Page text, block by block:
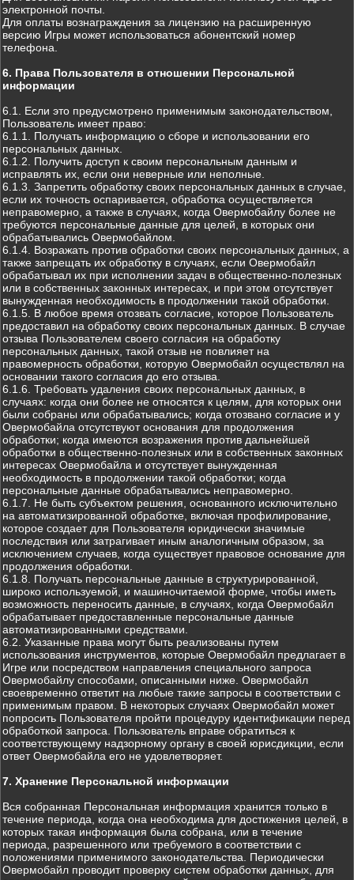
электронной почты.
Для оплаты вознаграждения за лицензию на расширенную
версию Игры может использоваться абонентский номер
телефона.
6. Права Пользователя в отношении Персональной
информации
6.1. Если это предусмотрено применимым законодательством,
Пользователь имеет право:
6.1.1. Получать информацию о сборе и использовании его
персональных данных.
6.1.2. Получить доступ к своим персональным данным и
исправлять их, если они неверные или неполные.
6.1.3. Запретить обработку своих персональных данных в случае,
если их точность оспаривается, обработка осуществляется
неправомерно, а также в случаях, когда Овермобайлу более не
требуются персональные данные для целей, в которых они
обрабатывались Овермобайлом.
6.1.4. Возражать против обработки своих персональных данных, а
также запрещать их обработку в случаях, если Овермобайл
обрабатывал их при исполнении задач в общественно-полезных
или в собственных законных интересах, и при этом отсутствует
вынужденная необходимость в продолжении такой обработки.
6.1.5. В любое время отозвать согласие, которое Пользователь
предоставил на обработку своих персональных данных. В случае
отзыва Пользователем своего согласия на обработку
персональных данных, такой отзыв не повлияет на
правомерность обработки, которую Овермобайл осуществлял на
основании такого согласия до его отзыва.
6.1.6. Требовать удаления своих персональных данных, в
случаях: когда они более не относятся к целям, для которых они
были собраны или обрабатывались; когда отозвано согласие и у
Овермобайла отсутствуют основания для продолжения
обработки; когда имеются возражения против дальнейшей
обработки в общественно-полезных или в собственных законных
интересах Овермобайла и отсутствует вынужденная
необходимость в продолжении такой обработки; когда
персональные данные обрабатывались неправомерно.
6.1.7. Не быть субъектом решения, основанного исключительно
на автоматизированной обработке, включая профилирование,
которое создает для Пользователя юридически значимые
последствия или затрагивает иным аналогичным образом, за
исключением случаев, когда существует правовое основание для
продолжения обработки.
6.1.8. Получать персональные данные в структурированной,
широко используемой, и машиночитаемой форме, чтобы иметь
возможность переносить данные, в случаях, когда Овермобайл
обрабатывает предоставленные персональные данные
автоматизированными средствами.
6.2. Указанные права могут быть реализованы путем
использования инструментов, которые Овермобайл предлагает в
Игре или посредством направления специального запроса
Овермобайлу способами, описанными ниже. Овермобайл
своевременно ответит на любые такие запросы в соответствии с
применимым правом. В некоторых случаях Овермобайл может
попросить Пользователя пройти процедуру идентификации перед
обработкой запроса. Пользователь вправе обратиться к
соответствующему надзорному органу в своей юрисдикции, если
ответ Овермобайла его не удовлетворяет.
7. Хранение Персональной информации
Вся собранная Персональная информация хранится только в
течение периода, когда она необходима для достижения целей, в
которых такая информация была собрана, или в течение
периода, разрешенного или требуемого в соответствии с
положениями применимого законодательства. Периодически
Овермобайл проводит проверку систем обработки данных, для